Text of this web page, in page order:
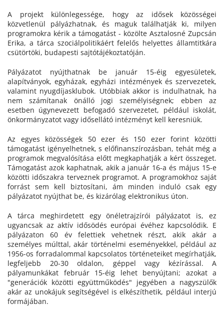
A projekt különlegessége, hogy az idősek közösségei
közvetlenül pályázhatnak, és maguk találhatják ki, milyen
programokra kérik a támogatást - közölte Asztalosné Zupcsán
Erika, a tárca szociálpolitikáért felelős helyettes államtitkára
csütörtöki, budapesti sajtótájékoztatóján.
Pályázatot nyújthatnak be január 15-éig egyesületek,
alapítványok, egyházak, egyházi intézmények és szervezetek,
valamint nyugdíjasklubok. Utóbbiak akkor is indulhatnak, ha
nem számítanak önálló jogi személyiségnek; ebben az
esetben úgynevezett befogadó szervezetet, például iskolát,
önkormányzatot vagy idősellátó intézményt kell keresniük.
Az egyes közösségek 50 ezer és 150 ezer forint közötti
támogatást igényelhetnek, s előfinanszírozásban, tehát még a
programok megvalósítása előtt megkaphatják a kért összeget.
Támogatást azok kaphatnak, akik a január 16-a és május 15-e
közötti időszakra terveznek programot. A programokhoz saját
forrást sem kell biztosítani, ám minden induló csak egy
pályázatot nyújthat be, és kizárólag elektronikus úton.
A tárca meghirdetett egy önéletrajzírói pályázatot is, ez
ugyancsak az aktív idősödés európai évéhez kapcsolódik. E
pályázaton 60 év felettiek vehetnek részt, akik akár a
személyes múlttal, akár történelmi eseményekkel, például az
1956-os forradalommal kapcsolatos történeteiket megírhatják,
legfeljebb 20-30 oldalon, géppel vagy kézírással. A
pályamunkákat február 15-éig lehet benyújtani; azokat a
"generációk közötti együttműködés" jegyében a nagyszülők
akár az unokájuk segítségével is elkészíthetik, például interjú
formájában.